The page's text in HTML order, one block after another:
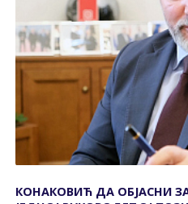
КОНАКОВИЋ ДА ОБЈАСНИ